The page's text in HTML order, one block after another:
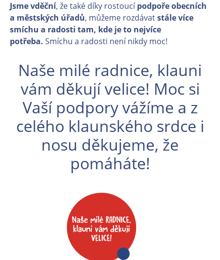
Jsme vděční, že také díky rostoucípodpoře obecních
a městských úřadů, můžeme rozdávatstále více
smíchu a radosti tam, kde je to nejvíce
potřeba. Smíchu a radosti není nikdy moc!
Naše milé radnice, klauni
vám děkují velice! Moc si
Vaší podpory vážíme a z
celého klaunského srdce i
nosu děkujeme, že
pomáháte!